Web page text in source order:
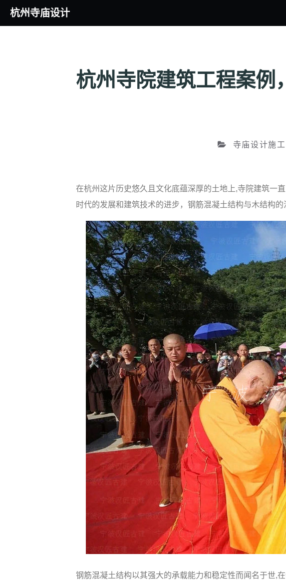
杭州寺庙设计
杭州寺院建筑工程案例
寺庙设计施工
在杭州这片历史悠久且文化底蕴深厚的土地上,寺院建筑一
时代的发展和建筑技术的进步，钢筋混凝土结构与木结构
钢筋混凝土结构以其强大的承载能力和稳定性而闻名于世,